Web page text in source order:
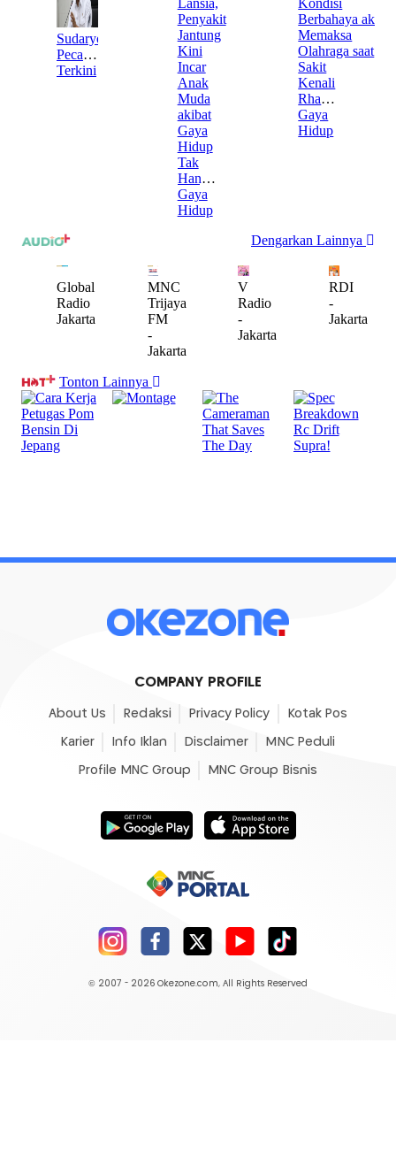
COMPANY PROFILE
About Us Redaksi Privacy Policy Kotak Pos
Karier Info Iklan Disclaimer MNC Peduli
Profile MNC Group MNC Group Bisnis
© 2007 - 2026 Okezone.com, All Rights Reserved